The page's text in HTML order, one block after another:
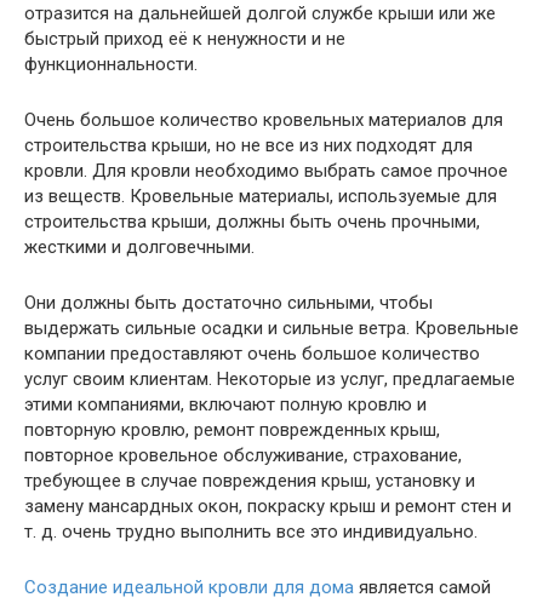
отразится на дальнейшей долгой службе крыши или же
быстрый приход её к ненужности и не
функционнальности.
Очень большое количество кровельных материалов для
строительства крыши, но не все из них подходят для
кровли. Для кровли необходимо выбрать самое прочное
из веществ. Кровельные материалы, используемые для
строительства крыши, должны быть очень прочными,
жесткими и долговечными.
Они должны быть достаточно сильными, чтобы
выдержать сильные осадки и сильные ветра. Кровельные
компании предоставляют очень большое количество
услуг своим клиентам. Некоторые из услуг, предлагаемые
этими компаниями, включают полную кровлю и
повторную кровлю, ремонт поврежденных крыш,
повторное кровельное обслуживание, страхование,
требующее в случае повреждения крыш, установку и
замену мансардных окон, покраску крыш и ремонт стен и
т. д. очень трудно выполнить все это индивидуально.
Создание идеальной кровли для дома является самой